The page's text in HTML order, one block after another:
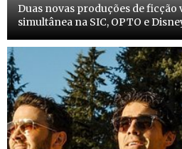
Duas novas produções de ficção
simultânea na SIC, OPTO e